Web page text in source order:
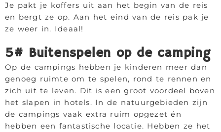
Je pakt je koffers uit aan het begin van de reis
en bergt ze op. Aan het eind van de reis pak je
ze weer in. Ideaal!
5# Buitenspelen op de camping
Op de campings hebben je kinderen meer dan
genoeg ruimte om te spelen, rond te rennen en
zich uit te leven. Dit is een groot voordeel boven
het slapen in hotels. In de natuurgebieden zijn
de campings vaak extra ruim opgezet én
hebben een fantastische locatie. Hebben ze het